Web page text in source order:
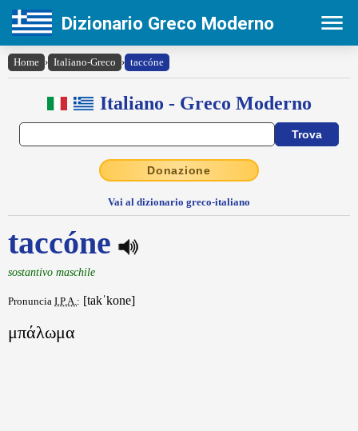
Dizionario Greco Moderno
Home › Italiano-Greco › taccóne
Italiano - Greco Moderno
Donazione
Vai al dizionario greco-italiano
taccóne
sostantivo maschile
Pronuncia I.P.A.: [takˈkone]
μπάλωμα